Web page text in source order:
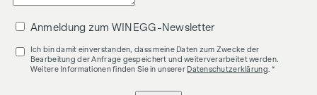
Anmeldung zum WINEGG-Newsletter
Ich bin damit einverstanden, dass meine Daten zum Zwecke der
Bearbeitung der Anfrage gespeichert und weiterverarbeitet werden.
Weitere Informationen finden Sie in unserer Datenschutzerklärung . *